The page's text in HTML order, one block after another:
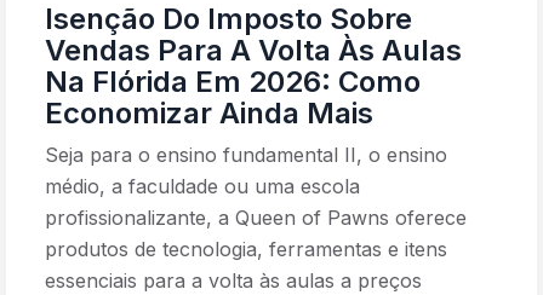
Isenção Do Imposto Sobre
Vendas Para A Volta Às Aulas
Na Flórida Em 2026: Como
Economizar Ainda Mais
Seja para o ensino fundamental II, o ensino
médio, a faculdade ou uma escola
profissionalizante, a Queen of Pawns oferece
produtos de tecnologia, ferramentas e itens
essenciais para a volta às aulas a preços